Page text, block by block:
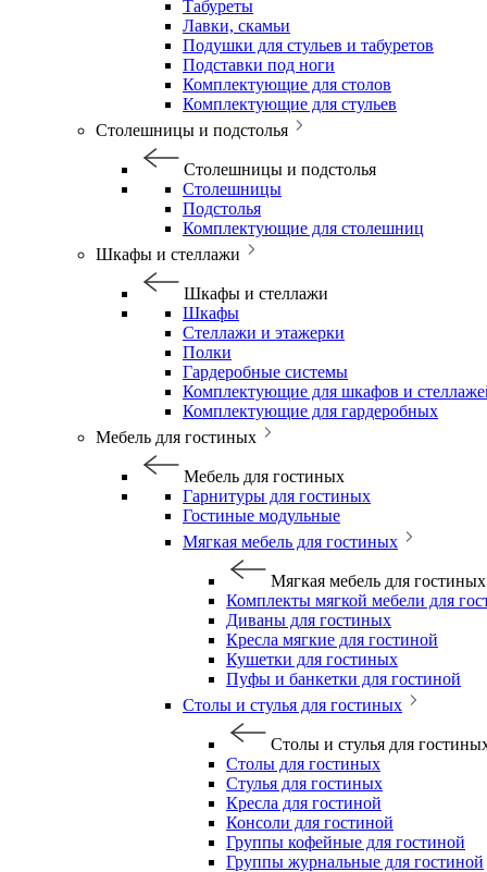
Табуреты
Лавки, скамьи
Подушки для стульев и табуретов
Подставки под ноги
Комплектующие для столов
Комплектующие для стульев
Столешницы и подстолья
Столешницы и подстолья
Столешницы
Подстолья
Комплектующие для столешниц
Шкафы и стеллажи
Шкафы и стеллажи
Шкафы
Стеллажи и этажерки
Полки
Гардеробные системы
Комплектующие для шкафов и
Комплектующие для гардеробных
Мебель для гостиных
Мебель для гостиных
Гарнитуры для гостиных
Гостиные модульные
Мягкая мебель для гостиных
Мягкая мебель для гостиных
Комплекты мягкой мебели для
Диваны для гостиных
Кресла мягкие для гостиной
Кушетки для гостиных
Пуфы и банкетки для гостиной
Столы и стулья для гостиных
Столы и стулья для
Столы для гостиных
Стулья для гостиных
Кресла для гостиной
Консоли для гостиной
Группы кофейные для гостиной
Группы журнальные для гостиной